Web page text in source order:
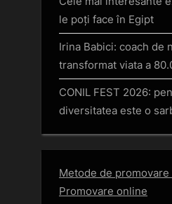
le poți face în Egipt
Irina Babici: coach de
transformat viata a
CONIL FEST 2026:
diversitatea este o
Metode de promovare
Promovare online